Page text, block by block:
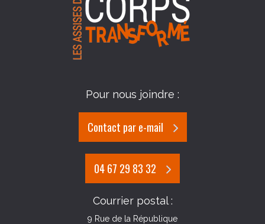
Pour nous joindre :
Contact par e-mail
04 67 29 83 32
Courrier postal :
9 Rue de la République